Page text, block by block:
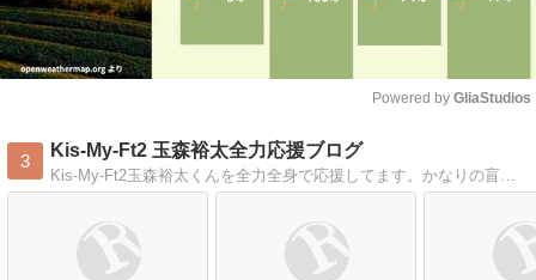
Powered by GliaStudios
3
Kis-My-Ft2 玉森裕太全力応援ブログ
Kis-My-Ft2玉森裕太くんを全力全身で応援してます。かなりの盲目ですがよろしくお願いします